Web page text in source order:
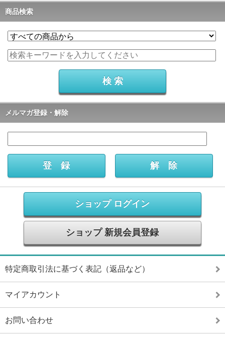
商品検索
メルマガ登録・解除
ショップ ログイン
ショップ 新規会員登録
特定商取引法に基づく表記（返品など）
マイアカウント
お問い合わせ